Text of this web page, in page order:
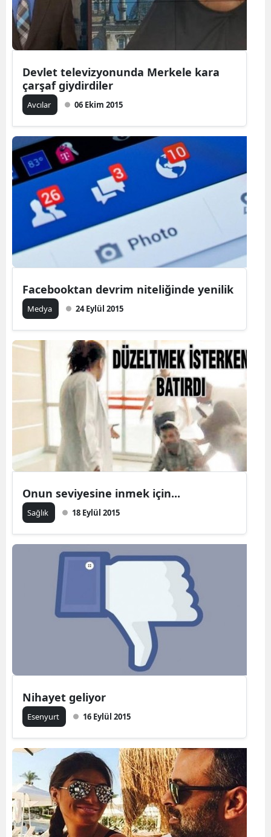
Devlet televizyonunda Merkele kara
çarşaf giydirdiler
Avcılar 06 Ekim 2015
Facebooktan devrim niteliğinde yenilik
Medya 24 Eylül 2015
Onun seviyesine inmek için...
Sağlık 18 Eylül 2015
Nihayet geliyor
Esenyurt 16 Eylül 2015